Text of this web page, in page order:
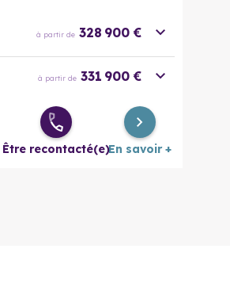
à partir de 328 900 €
à partir de 331 900 €
Être recontacté(e)En savoir +